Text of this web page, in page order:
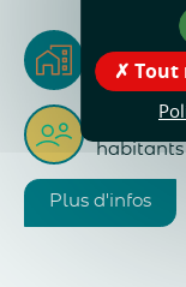
La
Riverains
habitants
Plus d'infos
Tout